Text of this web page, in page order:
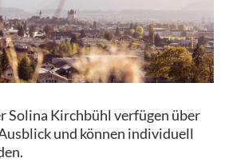
Solina Kirchbühl verfügen über
und können individuell